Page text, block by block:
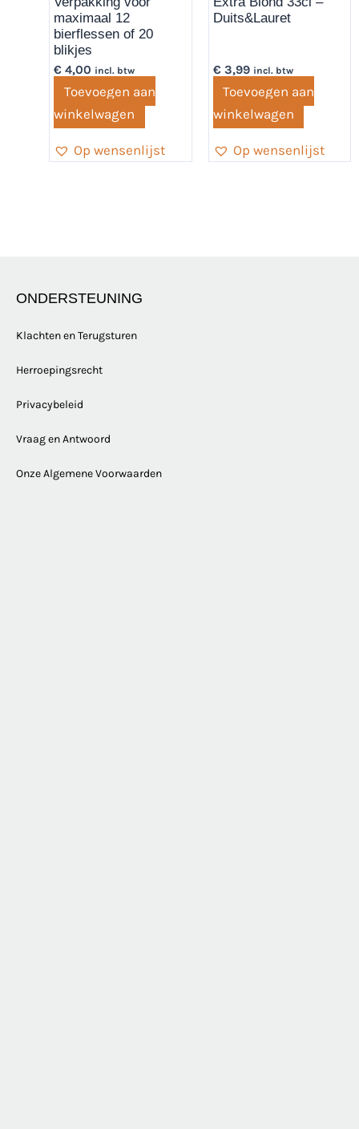
maximaal 12
bierflessen of 20
blikjes
€ 4,00 incl. btw
Toevoegen aan
winkelwagen
Op wensenlijst
Duits&Lauret
€3,99 incl. btw
Toevoegen aan
winkelwagen
Op wensenlijst
ONDERSTEUNING
Klachten en Terugsturen
Herroepingsrecht
Privacybeleid
Vraag en Antwoord
Onze Algemene Voorwaarden